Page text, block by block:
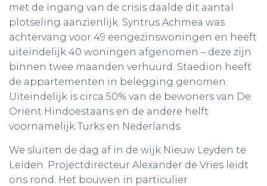
met de ingang van de crisis daalde dit aantal
plotseling aanzienlijk. Syntrus Achmea was
achtervang voor 49 eengezinswoningen en heeft
uiteindelijk 40 woningen afgenomen – deze zijn
binnen twee maanden verhuurd. Staedion heeft
de appartementen in belegging genomen.
Uiteindelijk is circa 50% van de bewoners van De
Oriënt Hindoestaans en de andere helft
voornamelijk Turks en Nederlands.
We sluiten de dag af in de wijk Nieuw Leyden te
Leiden. Projectdirecteur Alexander de Vries leidt
ons rond. Het bouwen in particulier